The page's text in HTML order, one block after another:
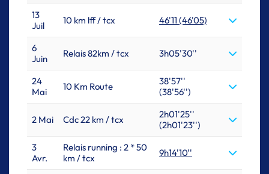
13
Juil
10 km lff / tcx 46'11 (46'05)
6
Juin
Relais 82km / tcx 3h05'30''
24
Mai
10 Km Route
38'57''
(38'56'')
2 Mai Cdc 22 km / tcx
2h01'25''
(2h01'23'')
3
Avr.
Relais running : 2 * 50
km / tcx
9h14'10''